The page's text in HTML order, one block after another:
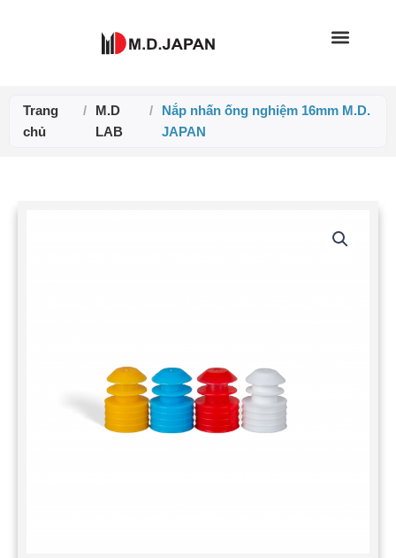
Trang
chủ
/
M.D
LAB
/
Nắp nhấn ống nghiệm 16mm M.D.
JAPAN